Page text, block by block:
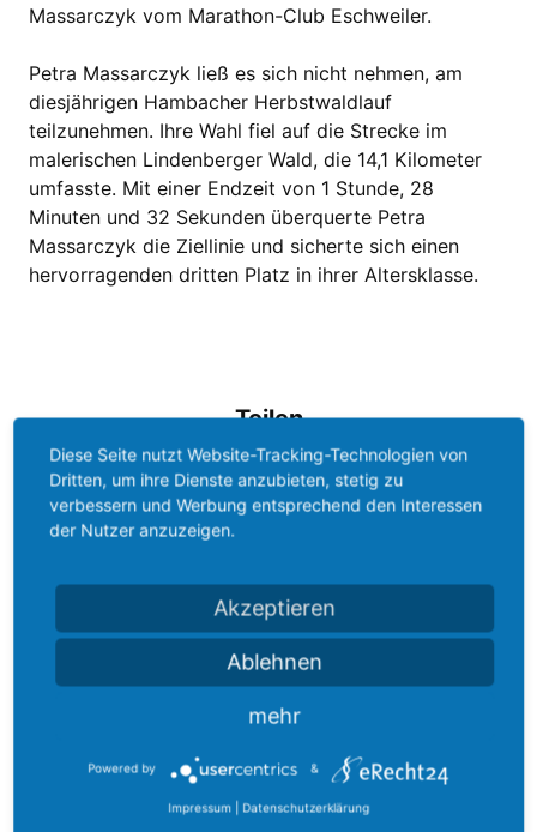
Massarczyk vom Marathon-Club Eschweiler.
Petra Massarczyk ließ es sich nicht nehmen, am
diesjährigen Hambacher Herbstwaldlauf
teilzunehmen. Ihre Wahl fiel auf die Strecke im
malerischen Lindenberger Wald, die 14,1 Kilometer
umfasste. Mit einer Endzeit von 1 Stunde, 28
Minuten und 32 Sekunden überquerte Petra
Massarczyk die Ziellinie und sicherte sich einen
hervorragenden dritten Platz in ihrer Altersklasse.
Teilen
Ähnliche Artikel in Verein
10 Kilometer von Dürwiß
Diese Seite nutzt Website-Tracking-Technologien von
Dritten, um ihre Dienste anzubieten, stetig zu
verbessern und Werbung entsprechend den Interessen
der Nutzer anzuzeigen.
Akzeptieren
Ablehnen
mehr
Powered by &
Impressum | Datenschutzerklärung